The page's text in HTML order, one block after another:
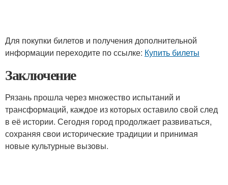
Для покупки билетов и получения дополнительной
информации переходите по ссылке: Купить билеты
Заключение
Рязань прошла через множество испытаний и
трансформаций, каждое из которых оставило свой след
в её истории. Сегодня город продолжает развиваться,
сохраняя свои исторические традиции и принимая
новые культурные вызовы.